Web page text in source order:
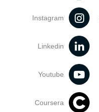
Instagram
Linkedin
Youtube
Coursera